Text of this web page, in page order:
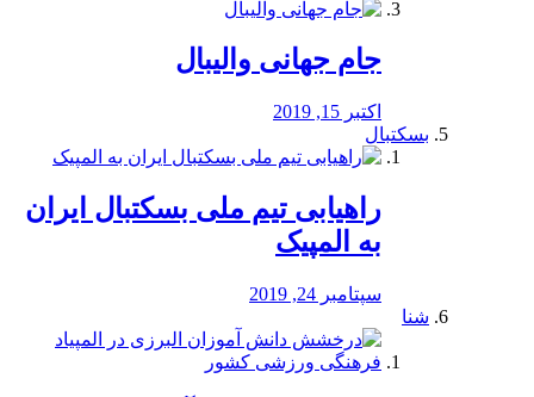
جام جهانی والیبال
اکتبر 15, 2019
بسکتبال
راهیابی تیم ملی بسکتبال ایران
به المپیک
سپتامبر 24, 2019
شنا